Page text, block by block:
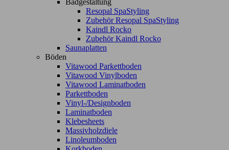
Badgestaltung
Resopal SpaStyling
Zubehör Resopal SpaStyling
Kaindl Rocko
Zubehör Kaindl Rocko
Saunaplatten
Böden
Vitawood Parkettboden
Vitawood Vinylboden
Vitawood Laminatboden
Parkettboden
Vinyl-/Designboden
Laminatboden
Klebesheets
Massivholzdiele
Linoleumboden